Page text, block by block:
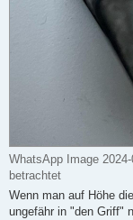
WhatsApp Image
betrachtet
Wenn man auf Höhe
ungefähr in "den Griff"